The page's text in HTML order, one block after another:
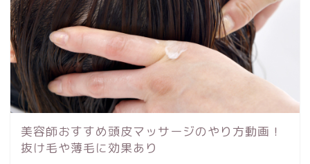
美容師おすすめ頭皮マッサージのやり方動画！
抜け毛や薄毛に効果あり